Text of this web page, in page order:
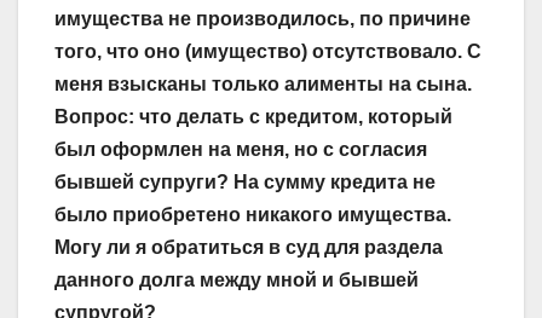
имущества не производилось, по причине
того, что оно (имущество) отсутствовало. С
меня взысканы только алименты на сына.
Вопрос: что делать с кредитом, который
был оформлен на меня, но с согласия
бывшей супруги? На сумму кредита не
было приобретено никакого имущества.
Могу ли я обратиться в суд для раздела
данного долга между мной и бывшей
супругой?